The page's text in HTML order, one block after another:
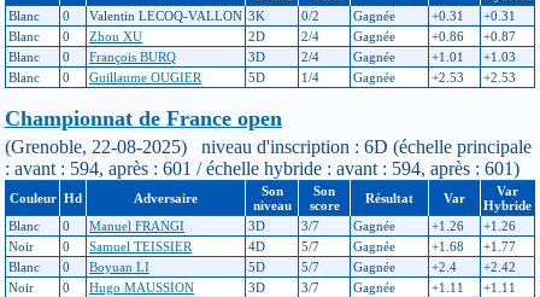
Blanc
0 Valentin LECOQ-VALLON 3K 0/2 Gagnée +0.31
+0.31
Blanc
0 Zhou XU 2D 2/4 Gagnée +0.86
+0.87
Blanc
0 François BURQ 3D 2/4 Gagnée +1.01
+1.03
Blanc
0 Guillaume OUGIER 5D 1/4 Gagnée +2.53 +2.53
Championnat de France open
(Grenoble, 22-08-2025) niveau d'inscription : 6D (échelle principale
: avant : 594, après : 601 / échelle hybride : avant : 594, après : 601)
Couleur Hd Adversaire
Son
niveau
Son
score
Résultat Var
Var
Hybride
Blanc
0 Manuel FRANGI 3D 3/7 Gagnée +1.26
+1.26
Noir
0 Samuel TEISSIER 4D 5/7 Gagnée +1.68
+1.77
Blanc
0 Boyuan LI 5D 5/7 Gagnée +2.4
+2.42
Noir
0 Hugo MAUSSION 3D 3/7 Gagnée +1.11
+1.11